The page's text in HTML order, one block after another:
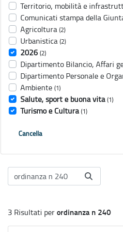
Territorio, mobilità e
Comunicati stampa della
Agricoltura (2)
Urbanistica (2)
2026 (2)
Dipartimento Bilancio, Affari
Dipartimento Personale e
Ambiente (1)
Salute, sport e buona vita (1)
Turismo e Cultura (1)
Cancella
3 Risultati perordinanza n 240